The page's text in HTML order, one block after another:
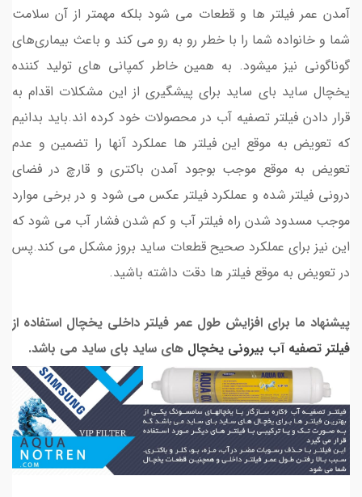
آمدن عمر فیلتر ها و قطعات می شود بلکه مهمتر از آن سلامت
شما و خانواده شما را با خطر رو به رو می کند و باعث بیماری‌های
گوناگونی نیز میشود. به همین خاطر کمپانی های تولید کننده
یخچال ساید بای ساید برای پیشگیری از این مشکلات اقدام به
قرار دادن فیلتر تصفیه آب در محصولات خود کرده اند.باید بدانیم
که تعویض به موقع این فیلتر ها عملکرد آنها را تضمین و عدم
تعویض به موقع موجب بوجود آمدن باکتری و قارچ در فضای
درونی فیلتر شده و عملکرد فیلتر عکس می شود و در برخی موارد
موجب مسدود شدن راه فیلتر آب و کم شدن فشار آب می شود که
این نیز برای عملکرد صحیح قطعات ساید بروز مشکل می کند.پس
در تعویض به موقع فیلتر ها دقت داشته باشید.
پیشنهاد ما برای افزایش طول عمر فیلتر داخلی یخچال استفاده از
فیلتر تصفیه آب بیرونی یخچال های ساید بای ساید می باشد.